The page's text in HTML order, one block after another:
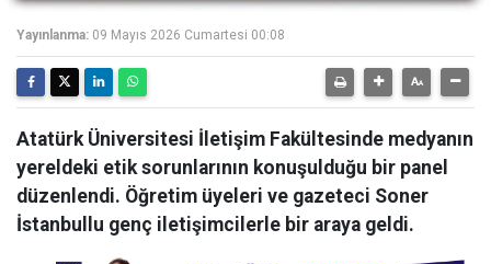
Yayınlanma: 09 Mayıs 2026 Cumartesi 00:08
Atatürk Üniversitesi İletişim Fakültesinde medyanın
yereldeki etik sorunlarının konuşulduğu bir panel
düzenlendi. Öğretim üyeleri ve gazeteci Soner
İstanbullu genç iletişimcilerle bir araya geldi.